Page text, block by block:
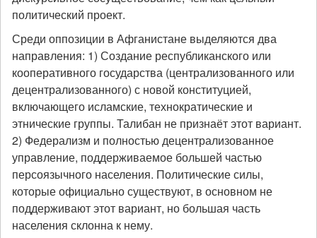
политический проект.
Среди оппозиции в Афганистане выделяются два
направления: 1) Создание республиканского или
кооперативного государства (централизованного или
децентрализованного) с новой конституцией,
включающего исламские, технократические и
этнические группы. Талибан не признаёт этот вариант.
2) Федерализм и полностью децентрализованное
управление, поддерживаемое большей частью
персоязычного населения. Политические силы,
которые официально существуют, в основном не
поддерживают этот вариант, но большая часть
населения склонна к нему.